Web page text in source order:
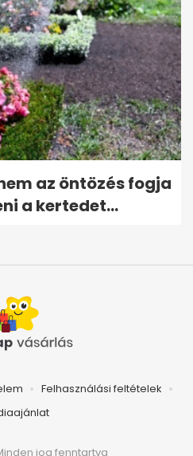
az öntözés fogja
a kertedet...
Felhasználási feltételek
jog fenntartva